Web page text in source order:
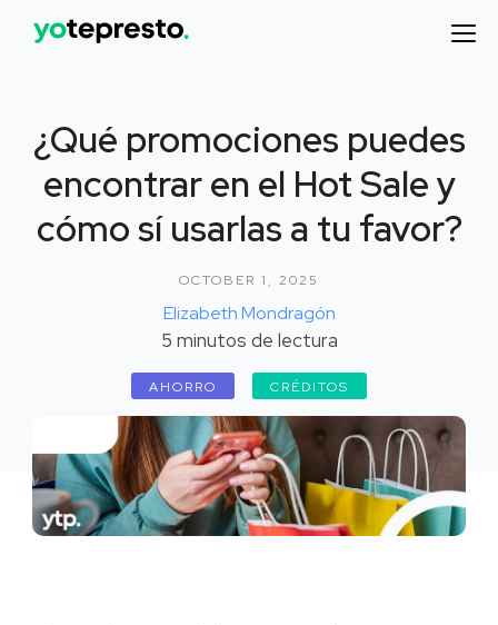
¿Qué promociones puedes
encontrar en el Hot Sale y
cómo sí usarlas a tu favor?
OCTOBER 1, 2025
Elizabeth Mondragón
5 minutos de lectura
AHORRO CRÉDITOS